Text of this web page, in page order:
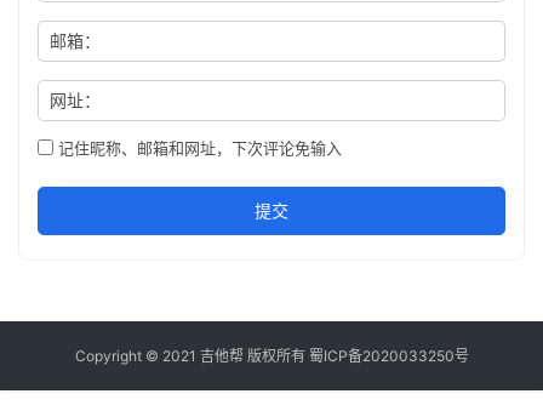
邮箱：
网址：
记住昵称、邮箱和网址，下次评论免输入
提交
Copyright © 2021 吉他帮 版权所有 蜀ICP备2020033250号